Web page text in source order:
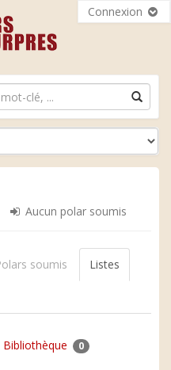
Connexion
Aucun polar soumis
soumis Listes
Bibliothèque 0